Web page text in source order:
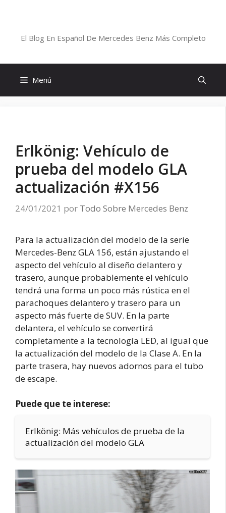
El Blog En Español De Mercedes Benz Más Completo
Menú
Erlkönig: Vehículo de
prueba del modelo GLA
actualización #X156
24/01/2021 por Todo Sobre Mercedes Benz
Para la actualización del modelo de la serie
Mercedes-Benz GLA 156, están ajustando el
aspecto del vehículo al diseño delantero y
trasero, aunque probablemente el vehículo
tendrá una forma un poco más rústica en el
parachoques delantero y trasero para un
aspecto más fuerte de SUV. En la parte
delantera, el vehículo se convertirá
completamente a la tecnología LED, al igual que
la actualización del modelo de la Clase A. En la
parte trasera, hay nuevos adornos para el tubo
de escape.
Puede que te interese:
Erlkönig: Más vehículos de prueba de la
actualización del modelo GLA